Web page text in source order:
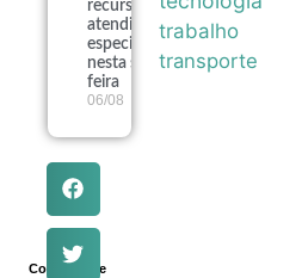
Compartilhe
recursos de
atendimento
especializado
nesta sexta-
feira
06/08
trabalho
transporte